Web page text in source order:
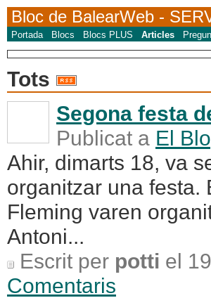
Bloc de BalearWeb -
Portada Blocs Blocs PLUS Articles
Tots
Segona festa
Publicat a El
Ahir, dimarts 18, va
organitzar una festa.
Fleming varen
Antoni...
Escrit per potti el
Comentaris